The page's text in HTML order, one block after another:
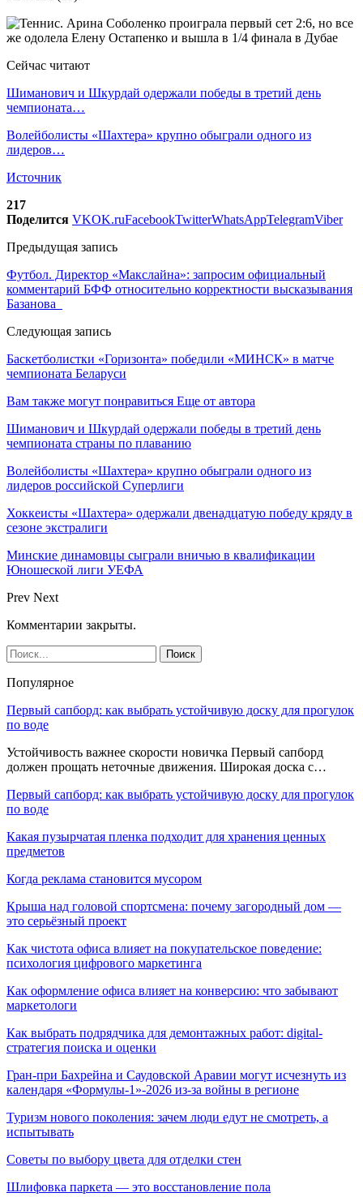
Сейчас читают
Шиманович и Шкурдай одержали победы в третий день
чемпионата…
Волейболисты «Шахтера» крупно обыграли одного из
лидеров…
Источник
217
Поделится VKOK.ruFacebookTwitterWhatsAppTelegramViber
Предыдущая запись
Футбол. Директор «Макслайна»: запросим официальный
комментарий БФФ относительно корректности высказывания
Базанова
Следующая запись
Баскетболистки «Горизонта» победили «МИНСК» в матче
чемпионата Беларуси
Вам также могут понравиться Еще от автора
Шиманович и Шкурдай одержали победы в третий день
чемпионата страны по плаванию
Волейболисты «Шахтера» крупно обыграли одного из
лидеров российской Суперлиги
Хоккеисты «Шахтера» одержали двенадцатую победу кряду в
сезоне экстралиги
Минские динамовцы сыграли вничью в квалификации
Юношеской лиги УЕФА
Prev Next
Комментарии закрыты.
Популярное
Первый сапборд: как выбрать устойчивую доску для прогулок
по воде
Устойчивость важнее скорости новичка Первый сапборд
должен прощать неточные движения. Широкая доска с…
Первый сапборд: как выбрать устойчивую доску для прогулок
по воде
Какая пузырчатая пленка подходит для хранения ценных
предметов
Когда реклама становится мусором
Крыша над головой спортсмена: почему загородный дом —
это серьёзный проект
Как чистота офиса влияет на покупательское поведение:
психология цифрового маркетинга
Как оформление офиса влияет на конверсию: что забывают
маркетологи
Как выбрать подрядчика для демонтажных работ: digital-
стратегия поиска и оценки
Гран-при Бахрейна и Саудовской Аравии могут исчезнуть из
календаря «Формулы-1»-2026 из-за войны в регионе
Туризм нового поколения: зачем люди едут не смотреть, а
испытывать
Советы по выбору цвета для отделки стен
Шлифовка паркета — это восстановление пола